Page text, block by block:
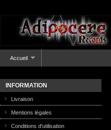
Accueil
INFORMATION
Livraison
Mentions légales
Conditions d'utilisation